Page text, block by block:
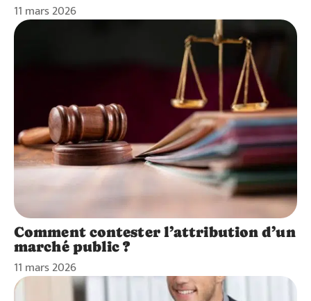
11 mars 2026
Comment contester l’attribution d’un
marché public ?
11 mars 2026